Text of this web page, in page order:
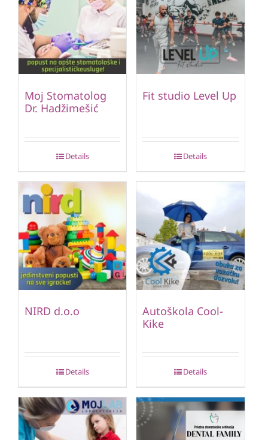
Moj Stomatolog
Dr. Hadžimešić
Details
Fit studio Level Up
Details
NIRD d.o.o
Details
Autoškola Cool-
Kike
Details